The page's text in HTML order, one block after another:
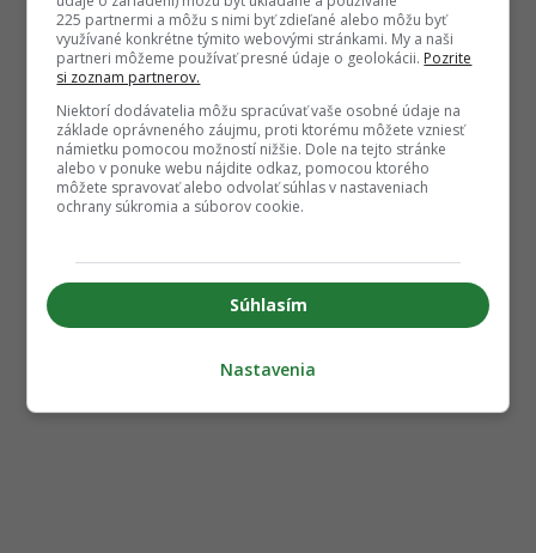
225 partnermi a môžu s nimi byť zdieľané alebo môžu byť
využívané konkrétne týmito webovými stránkami. My a naši
partneri môžeme používať presné údaje o geolokácii. Pozrite
si zoznam partnerov.
Niektorí dodávatelia môžu spracúvať vaše osobné údaje na
základe oprávneného záujmu, proti ktorému môžete vzniesť
námietku pomocou možností nižšie. Dole na tejto stránke
alebo v ponuke webu nájdite odkaz, pomocou ktorého
môžete spravovať alebo odvolať súhlas v nastaveniach
ochrany súkromia a súborov cookie.
Súhlasím
Nastavenia